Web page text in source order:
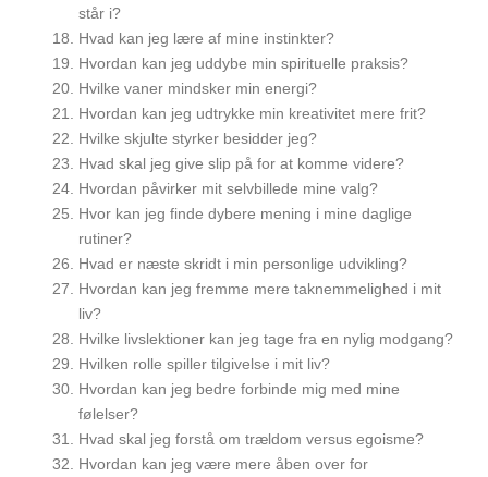
står i?
Hvad kan jeg lære af mine instinkter?
Hvordan kan jeg uddybe min spirituelle praksis?
Hvilke vaner mindsker min energi?
Hvordan kan jeg udtrykke min kreativitet mere frit?
Hvilke skjulte styrker besidder jeg?
Hvad skal jeg give slip på for at komme videre?
Hvordan påvirker mit selvbillede mine valg?
Hvor kan jeg finde dybere mening i mine daglige
rutiner?
Hvad er næste skridt i min personlige udvikling?
Hvordan kan jeg fremme mere taknemmelighed i mit
liv?
Hvilke livslektioner kan jeg tage fra en nylig modgang?
Hvilken rolle spiller tilgivelse i mit liv?
Hvordan kan jeg bedre forbinde mig med mine
følelser?
Hvad skal jeg forstå om trældom versus egoisme?
Hvordan kan jeg være mere åben over for